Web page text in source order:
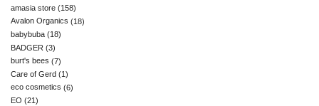
amasia store (158)
Avalon Organics (18)
babybuba (18)
BADGER (3)
burt's bees (7)
Care of Gerd (1)
eco cosmetics (6)
EO (21)